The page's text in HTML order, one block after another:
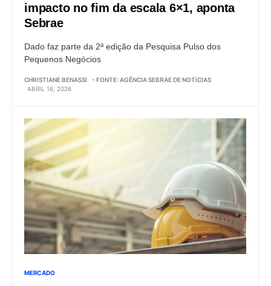
impacto no fim da escala 6×1, aponta
Sebrae
Dado faz parte da 2ª edição da Pesquisa Pulso dos
Pequenos Negócios
CHRISTIANE BENASSI
- FONTE: AGÊNCIA SEBRAE DE NOTÍCIAS
ABRIL 16, 2026
MERCADO